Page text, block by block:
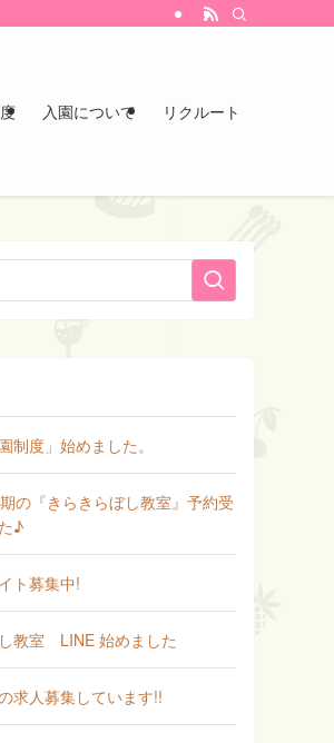
入園について リクルート
制度」始めました。
の『きらきらぼし教室』予約受
♪
ト募集中!
教室 LINE 始めました
求人募集しています!!